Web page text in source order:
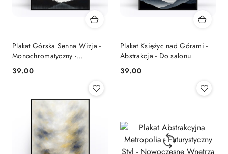
Plakat Górska Senna Wizja -
Monochromatyczny -
Nowoczesne Wnętrza
Cena:
39.00
Plakat Księżyc nad Górami -
Abstrakcja - Do salonu
Cena:
39.00